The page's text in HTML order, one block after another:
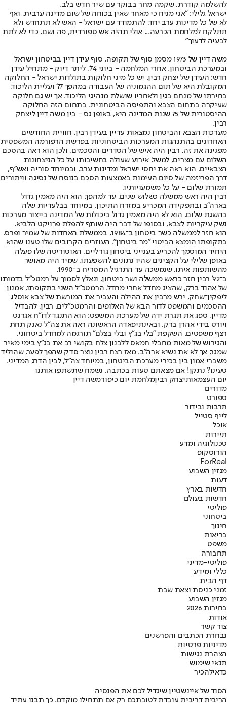
להשלמה קודרת, שקמה מחר בבוקר עם שיר חדש בלב.
ישראל גלילי: "אני מניח כי מאחר שאין בכוחה של שום מדינה ערבית, ואף
לא של כל מדינות ערב יחד, להתמודד עם ישראל - האש לא תתחדש ולא
תתלקח למלחמת הכרעה... אולי תהיה אש ספורדית, פה ושם, כדי לא לתת
לבעיה לדעוך"
משה דיין של 1973 מסמן סוף של תקופה. סוף עידן דיין בביטחון ישראל
ובמערכת הביטחון. אחרי המלחמה - ביוני 74', ליתר דיוק - מתחיל עידן
חדש: העידן של יצחק רבין. יש כל מיני חלוקות בתולדות ישראל - החלוקה
המקובלת היא של תום ההגמוניה של העבודה במהפך 77' ועליית הליכוד,
בחירתו של מנחם בגין ולאחריו שושלת מנהיגי הליכוד. אך יש גם חלוקה
שעיקרה בתחום הצבא והתפיסה הביטחונית. בתחום הזה החלוקה
ההיסטורית של 75 שנות המדינה היא, באופן גס - בין משה דיין ליצחק
רבין.
מערכות הצבא והביטחון נמצאות עדיין בעידן רבין. חוויית החודשים
האחרונים בהתנהגות המערכות הביטחוניות בפרשת הרפורמה המשפטית
מפגינה את זה. רבין היה איש של הסדרים והסכמים, ולכן הוא ראה בהסכם
השלום עם מצרים, למשל, אירוע שעולה בחשיבותו על כל הניצחונות
הצבאיים. הוא ראה את יחסי ישראל ומדינות ערב, ובמיוחד סוריה ואש"ף,
דרך הפריזמה של סיום העימות באמצעות הסכם בנוסח של נסיגה וויתורים
תמורת שלום - על כל משמעויותיו.
רבין היה ראש ממשלה כשלוש שנים, עד למהפך. הוא היה מאמין גדול
בארה"ב ובתפקידה המכריע במזרח התיכון, במיוחד בבלעדיות שלה
בהשגת שלום. הוא לא היה מאמין גדול ביכולות של המדינה בייצור מערכות
נשק עיקריות לצבא, ובסופו של דבר היה שותף להפלת פרויקט הלביא.
הוא חזר לממשלה כשר ביטחון ב־1984, בממשלת האחדות של שמיר ופרס.
בתקופתו הומצא הביטוי "מר ביטחון". העוזרים הקרובים שלו טענו שהוא
היחיד המוסמך להכריע בענייני ביטחון גורליים. האוטוריטה שלו פעלה
באופן שלילי על הקצינים שהיו נתונים להשפעתו. שמיר היה מאושר
מהשותפות איתו, שנמשכה עד התרגיל המסריח ב־1990.
ב־92' רבין חזר כראש ממשלה ושר ביטחון, ונאלץ לסמוך על רמטכ"ל בדמותו
של אהוד ברק, שהציג מחדל אחרי מחדל. הרמטכ"ל השני בתקופתו, אמנון
ליפקין־שחק, ירש מרבין את ההילה והעביר את המורשת של צבא אוסלו,
ההסכמים והמשפט לדור הבא של האלופים והרמטכ"לים. רבין, להבדיל
מדיין, ספג את תגרת ידה של מערכת המשפט: הוא התנגד לדו"ח אגרנט
ויורט בידי אהרן ברק, ובאינתיפאדה הראשונה ראה את צה"ל נאנק תחת
רצף משפטים. השקפת "בלי בג"ץ ובלי בצלם" תורגמה למחדל ביטחוני,
והגירוש של מאות מחבלי חמאס ללבנון צלח בקושי רב את בג"ץ בימי מאיר
שמגר, אך לא את נשיא ארה"ב. מאז רצח רבין נוצר סדק שהפך לפער, שהוליד
משברי אמון בין בכירי מערכת הביטחון, במיוחד צה"ל, לבין הדרג המדיני.
טעינו? נתקן! אם מצאתם טעות בכתבה, נשמח שתשתפו אותנו
יום העצמאותיצחק רביןמלחמת יום כיפורמשה דיין
מדורים
ספורט
תרבות ובידור
לייף סטייל
אוכל
תיירות
טכנולוגיה ומדע
הורוסקופ
ForReal
מגזין השבוע
דעות
חדשות בארץ
חדשות בעולם
פוליטי
ביטחוני
חינוך
בריאות
משפט
תחבורה
פוליטי-מדיני
כללי ומידע
דף הבית
זמני כניסת וצאת שבת
מגזין השבוע
בחירות 2026
אודות
צור קשר
נבחרת הכתבים והפרשנים
מדיניות פרטיות
הצהרת נגישות
תנאי שימוש
כדאילהכיר
הסוד של איינשטיין שיגדיל לכם את הפנסיה
הריבית דריבית עובדת לטובתכם רק אם תתחילו מוקדם. כך תבנו עתיד